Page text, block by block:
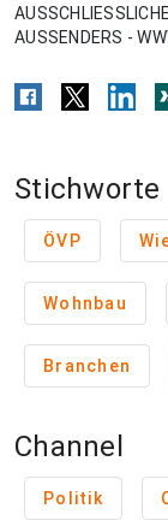
AUSSENDERS -
Stichworte
ÖVP
Wohnbau
Branchen
Channel
Politik